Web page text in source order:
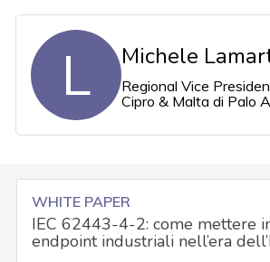
L Michele
Regional Vice
Cipro & Malta di Palo
WHITE PAPER
IEC 62443-4-2: come mettere
endpoint industriali nell’era